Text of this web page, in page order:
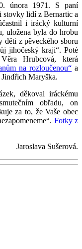
února 1971. S paní
lidí z Bernartic a
i irácký kulturní
uložena byla do hrobu
děti z pěveckého sboru
jihočeský kraji“. Poté
Hrubcová, která
na rozloučenou“ a
Maryška.
děkoval iráckému
obřadu, on
za to, že Vaše obec
Fotky z
Jaroslava Sušerová.